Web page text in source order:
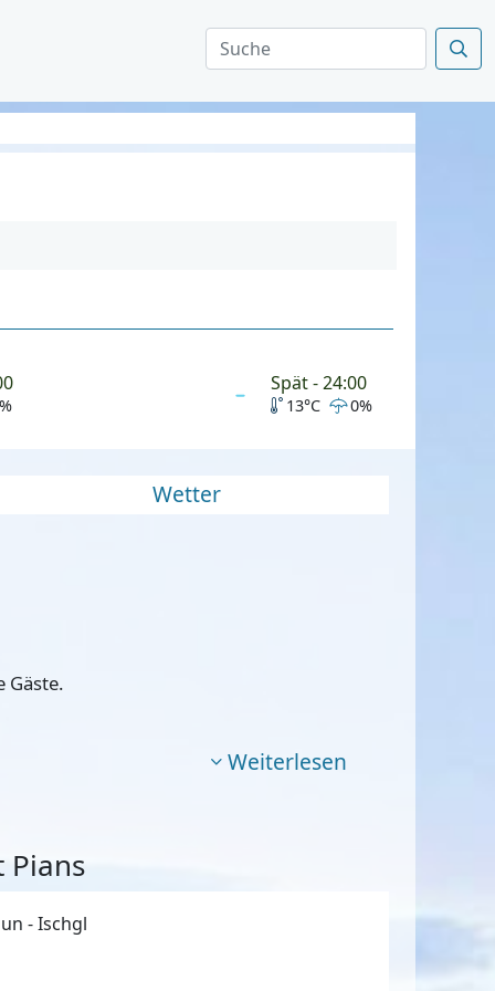
Spät - 24:00
13°C 0%
Wetter
Gäste.
Weiterlesen
Pians
- Ischgl